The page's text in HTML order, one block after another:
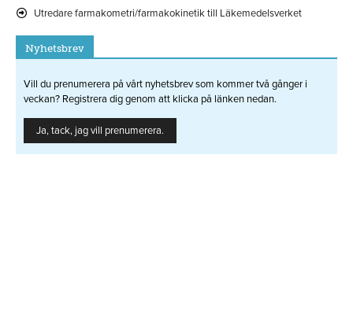
Utredare farmakometri/farmakokinetik till Läkemedelsverket
Nyhetsbrev
Vill du prenumerera på vårt nyhetsbrev som kommer två gånger i
veckan? Registrera dig genom att klicka på länken nedan.
Ja, tack, jag vill prenumerera.